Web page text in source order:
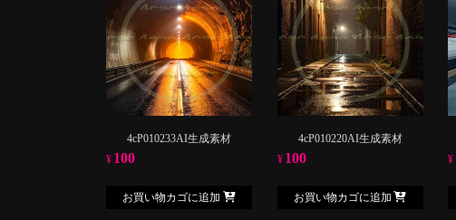
4cP010233AI生成素材
¥ 100
お買い物カゴに追加
4cP010220AI生成素材
¥ 100
お買い物カゴに追加
¥